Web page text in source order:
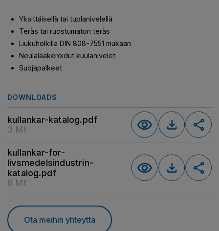
Yksittäisellä tai tuplanivelellä
Teräs tai ruostumaton teräs
Liukuholkilla DIN 808-7551 mukaan
Neulalaakeroidut kuulanivelet
Suojapalkeet
DOWNLOADS
kullankar-katalog.pdf
3 Mt
kullankar-for-
livsmedelsindustrin-
katalog.pdf
6 Mt
Ota meihin yhteyttä